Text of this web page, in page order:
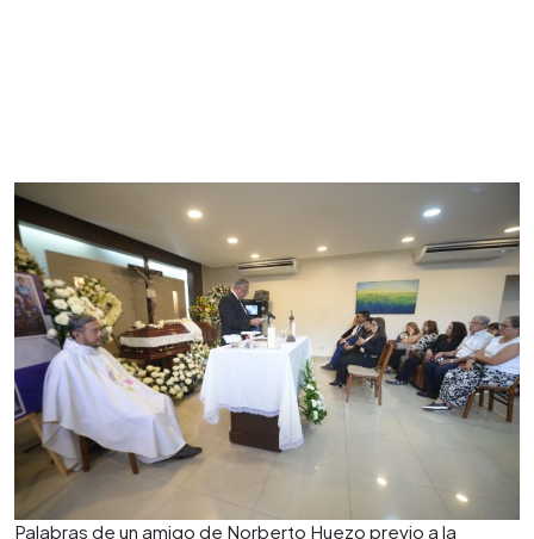
Palabras de un amigo de Norberto Huezo previo a la